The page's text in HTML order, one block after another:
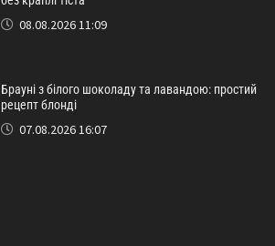
08.08.2026 11:09
Брауні з білого шоколаду та лавандою: простий
рецепт блонді
07.08.2026 16:07